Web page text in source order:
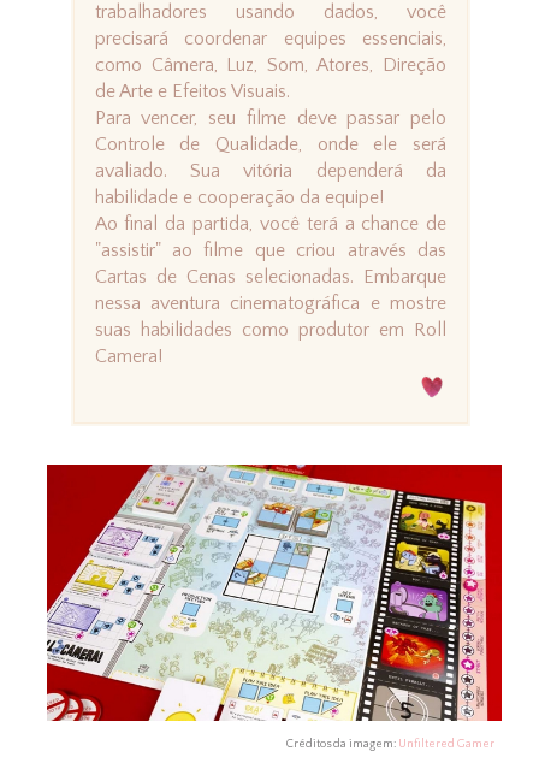
trabalhadores usando dados, você
precisará coordenar equipes essenciais,
como Câmera, Luz, Som, Atores, Direção
de Arte e Efeitos Visuais.
Para vencer, seu filme deve passar pelo
Controle de Qualidade, onde ele será
avaliado. Sua vitória dependerá da
habilidade e cooperação da equipe!
Ao final da partida, você terá a chance de
"assistir" ao filme que criou através das
Cartas de Cenas selecionadas. Embarque
nessa aventura cinematográfica e mostre
suas habilidades como produtor em Roll
Camera!
Créditos da imagem: Unfiltered Gamer